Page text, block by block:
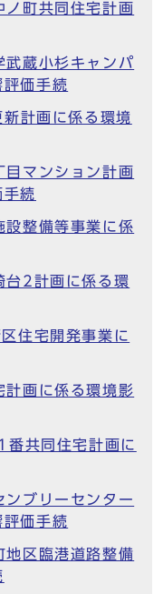
町共同住宅計画
蔵小杉キャンパ
評価手続
計画に係る環境
マンション計画
続
整備等事業に係
2計画に係る環
住宅開発事業に
画に係る環境影
共同住宅計画に
ブリーセンター
評価手続
区臨港道路整備